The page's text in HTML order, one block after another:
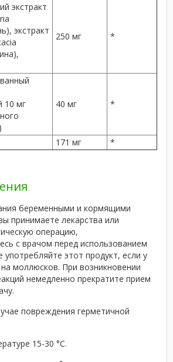
экстракт
экстракт
250 мг *
10 мг
40 мг *
171 мг *
беременными и кормящими
принимаете лекарства или
операцию,
с врачом перед использованием
употребляйте этот продукт, если у
на моллюсков. При возникновении
немедленно прекратите прием
повреждения герметичной
15-30 °С.